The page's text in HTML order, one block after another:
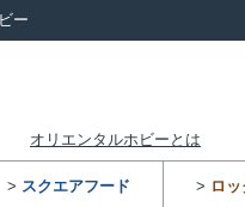
ー
オリエンタルホビーとは
> スクエアフード > ロ